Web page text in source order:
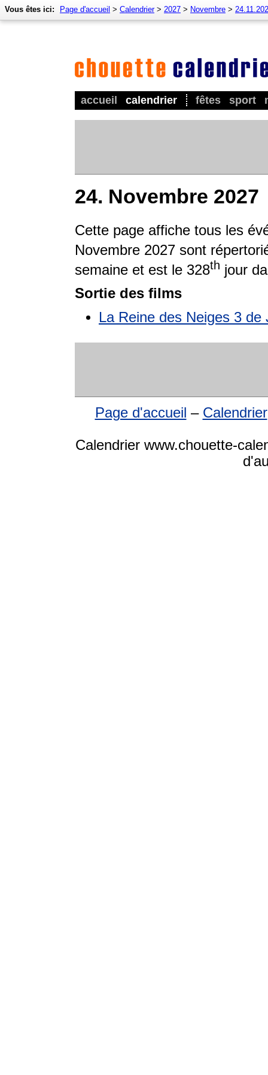
accueil calendrier fêtes sport
Vous êtes ici: Page d'accueil > Calendrier> 2027 > Novembre >
24. Novembre 2027
Cette page affiche tous les
Novembre 2027 sont
semaine et est le 328th jour
Sortie des films
La Reine des Neiges 3
Page d'accueil – Calendrier
Calendrier www.chouette-